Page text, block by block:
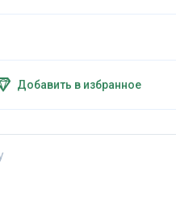
Добавить в избранное